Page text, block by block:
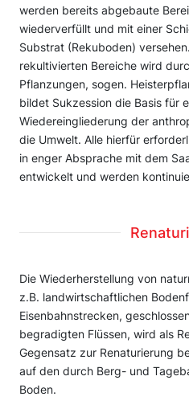
werden bereits abgebaute
wiederverfüllt und mit einer
Substrat (Rekuboden)
rekultivierten Bereiche wird
Pflanzungen, sogen.
bildet Sukzession die Basis für
Wiedereingliederung der
die Umwelt. Alle hierfür
in enger Absprache mit dem
entwickelt und werden
Die Wiederherstellung von
z.B. landwirtschaftlichen
Eisenbahnstrecken,
begradigten Flüssen, wird als
Gegensatz zur Renaturierung
auf den durch Berg- und
Boden.